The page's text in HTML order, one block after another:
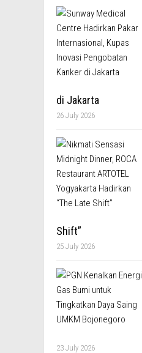
di Jakarta
26 July 2026
Shift”
25 July 2026
23 July 2026